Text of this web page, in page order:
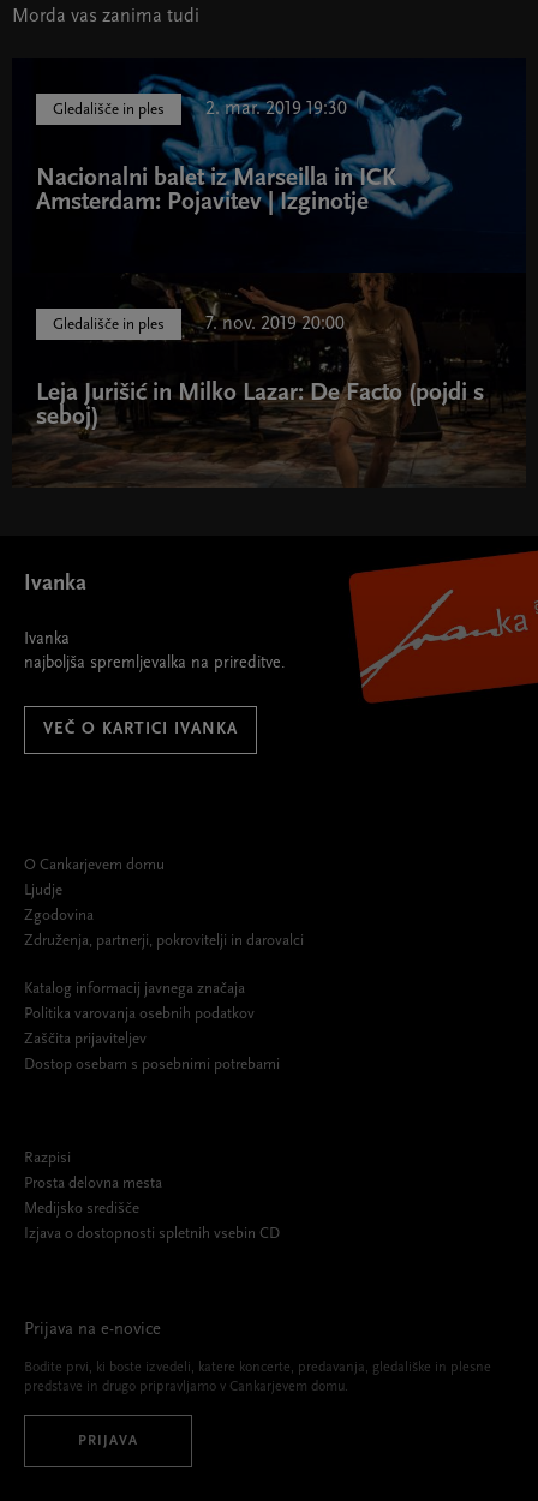
Morda vas zanima tudi
Gledališče in ples 2. mar. 2019 19:30
Nacionalni balet iz Marseilla in ICK
Amsterdam: Pojavitev | Izginotje
Gledališče in ples 7. nov. 2019 20:00
Leja Jurišić in Milko Lazar: De Facto (pojdi s
seboj)
Ivanka
Ivanka
najboljša spremljevalka na prireditve.
VEČ O KARTICI IVANKA
O Cankarjevem domu
Ljudje
Zgodovina
Združenja, partnerji, pokrovitelji in darovalci
Katalog informacij javnega značaja
Politika varovanja osebnih podatkov
Zaščita prijaviteljev
Dostop osebam s posebnimi potrebami
Razpisi
Prosta delovna mesta
Medijsko središče
Izjava o dostopnosti spletnih vsebin CD
Prijava na e-novice
Bodite prvi, ki boste izvedeli, katere koncerte, predavanja, gledališke in plesne
predstave in drugo pripravljamo v Cankarjevem domu.
PRIJAVA